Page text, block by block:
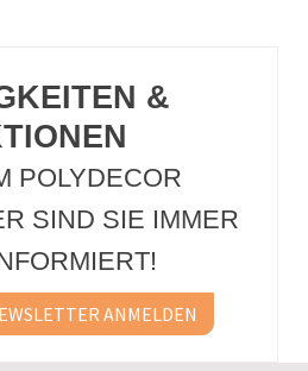
&
POLYDECOR
SIND SIE IMMER
ANMELDEN